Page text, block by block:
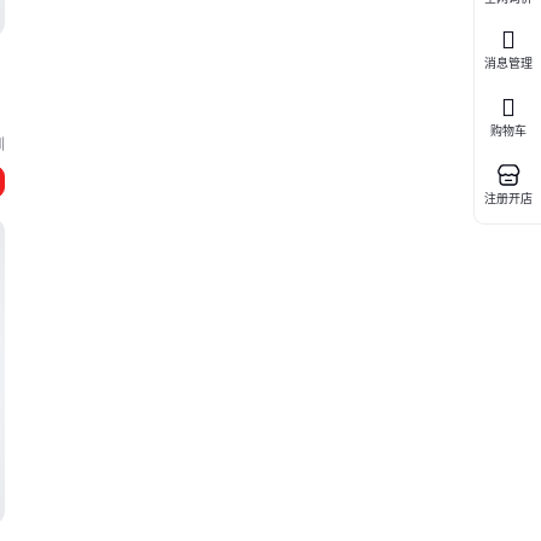
消息管理
购物车
注册开店